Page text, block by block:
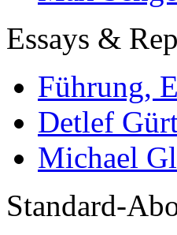
Essays &
Führung,
Detlef
Michael
Standard-